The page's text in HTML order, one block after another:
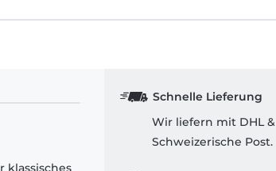
Schnelle Lieferung
Wir liefern mit DHL &
Schweizerische Post.